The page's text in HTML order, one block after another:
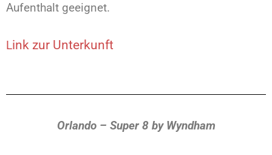
Aufenthalt geeignet.
Link zur Unterkunft
Orlando – Super 8 by Wyndham